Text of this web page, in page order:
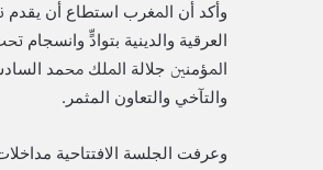
وأكد أن اﳌﻐﺮب استطاع أن ﻳﻘﺪم
اﻟﻌﺮﻗﻴﺔ واﻟﺪﻳﻨﻴﺔ ﺑﺘﻮادٍّ
اﳌﺆﻣﻨﲔ ﺟﻼﻟﺔ اﳌﻠﻚ ﳏﻤﺪ اﻟﺴﺎدس
واﻟﺘﺂﺧﻲ واﻟﺘﻌﺎون المثمر.
وعرفت الجلسة الافتتاحية